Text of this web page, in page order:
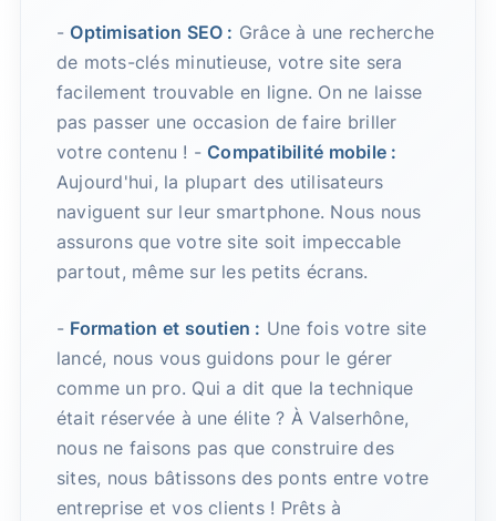
- Optimisation SEO : Grâce à une recherche
de mots-clés minutieuse, votre site sera
facilement trouvable en ligne. On ne laisse
pas passer une occasion de faire briller
votre contenu ! - Compatibilité mobile :
Aujourd'hui, la plupart des utilisateurs
naviguent sur leur smartphone. Nous nous
assurons que votre site soit impeccable
partout, même sur les petits écrans.
- Formation et soutien : Une fois votre site
lancé, nous vous guidons pour le gérer
comme un pro. Qui a dit que la technique
était réservée à une élite ? À Valserhône,
nous ne faisons pas que construire des
sites, nous bâtissons des ponts entre votre
entreprise et vos clients ! Prêts à